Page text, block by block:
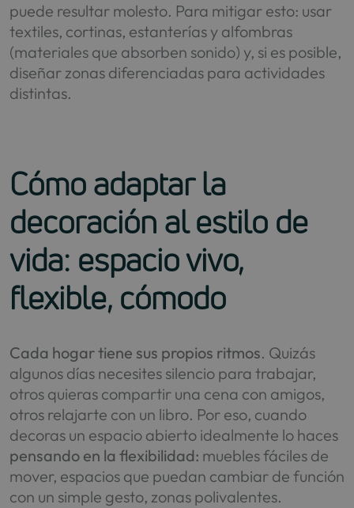
puede resultar molesto. Para mitigar esto: usar
textiles, cortinas, estanterías y alfombras
(materiales que absorben sonido) y, si es posible,
diseñar zonas diferenciadas para actividades
distintas.
Cómo adaptar la
decoración al estilo de
vida: espacio vivo,
flexible, cómodo
Cada hogar tiene sus propios ritmos. Quizás
algunos días necesites silencio para trabajar,
otros quieras compartir una cena con amigos,
otros relajarte con un libro. Por eso, cuando
decoras un espacio abierto idealmente lo haces
pensando en la flexibilidad: muebles fáciles de
mover, espacios que puedan cambiar de función
con un simple gesto, zonas polivalentes.